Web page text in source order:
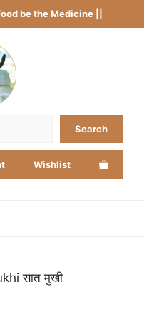
be the Medicine ||
Search
Wishlist
सात मुखी